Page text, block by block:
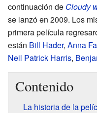
continuación de Cloudy
se lanzó en 2009. Los
primera película
están Bill Hader, Anna
Neil Patrick Harris,
Contenido
La historia de la